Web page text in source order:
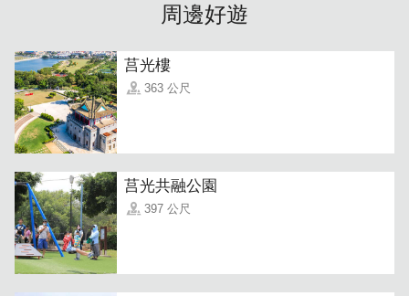
周邊好遊
莒光樓
363 公尺
莒光共融公園
397 公尺